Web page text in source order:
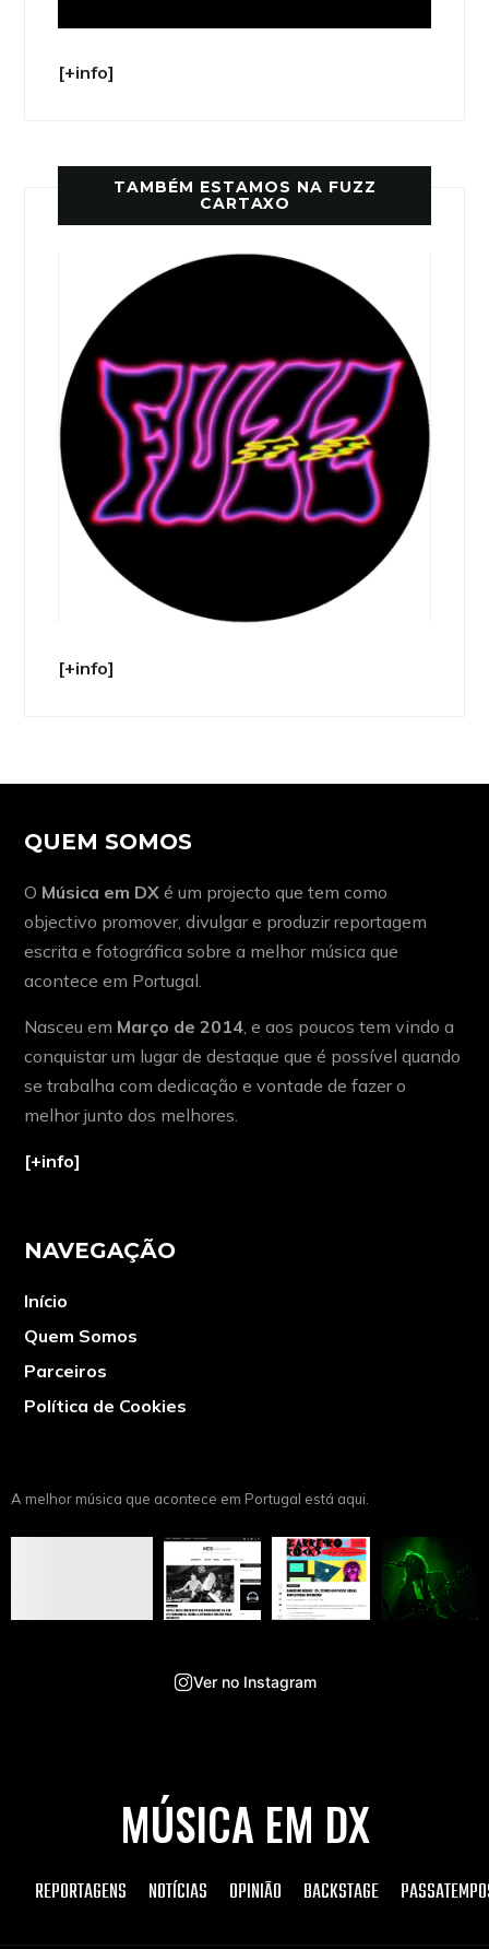
[+info]
TAMBÉM ESTAMOS NA FUZZ
CARTAXO
[+info]
QUEM SOMOS
O Música em DX é um projecto que tem como
objectivo promover, divulgar e produzir reportagem
escrita e fotográfica sobre a melhor música que
acontece em Portugal.
Nasceu em Março de 2014, e aos poucos tem vindo a
conquistar um lugar de destaque que é possível quando
se trabalha com dedicação e vontade de fazer o
melhor junto dos melhores.
[+info]
NAVEGAÇÃO
Início
Quem Somos
Parceiros
Política de Cookies
A melhor música que acontece em Portugal está aqui.
Ver no Instagram
MÚSICA EM DX
REPORTAGENS NOTÍCIAS OPINIÃO BACKSTAGE